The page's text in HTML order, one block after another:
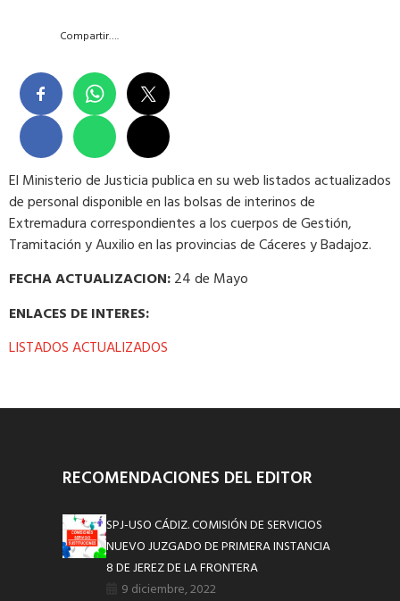
Compartir….
El Ministerio de Justicia publica en su web listados actualizados
de personal disponible en las bolsas de interinos de
Extremadura correspondientes a los cuerpos de Gestión,
Tramitación y Auxilio en las provincias de Cáceres y Badajoz.
FECHA ACTUALIZACION:24 de Mayo
ENLACES DE INTERES:
LISTADOS ACTUALIZADOS
RECOMENDACIONES DEL EDITOR
SPJ-USO CÁDIZ. COMISIÓN DE SERVICIOS
NUEVO JUZGADO DE PRIMERA INSTANCIA
8 DE JEREZ DE LA FRONTERA
9 diciembre, 2022